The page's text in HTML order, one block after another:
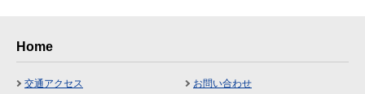
Home
交通アクセス お問い合わせ